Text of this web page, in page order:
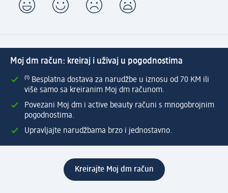
Moj dm račun: kreiraj i uživaj u pogodnostima
⁽¹⁾ Besplatna dostava za narudžbe u iznosu od 70 KM ili
više samo sa kreiranim Moj dm računom.
Povezani Moj dm i active beauty računi s mnogobrojnim
pogodnostima.
Upravljajte narudžbama brzo i jednostavno.
Kreirajte Moj dm račun